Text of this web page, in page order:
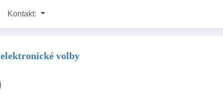
Kontakt:
elektronické volby